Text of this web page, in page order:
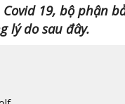
19, bộ phận
lý do sau đây.